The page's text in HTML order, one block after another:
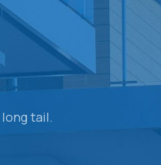
tail.